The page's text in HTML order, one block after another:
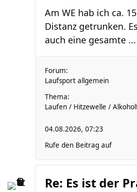
Am WE hab ich ca.
Distanz getrunken.
auch eine gesamte ...
Forum:
Laufsport allgemein
Thema:
Laufen / Hitzewelle /
04.08.2026, 07:23
Rufe den Beitrag auf
Re: Es ist der